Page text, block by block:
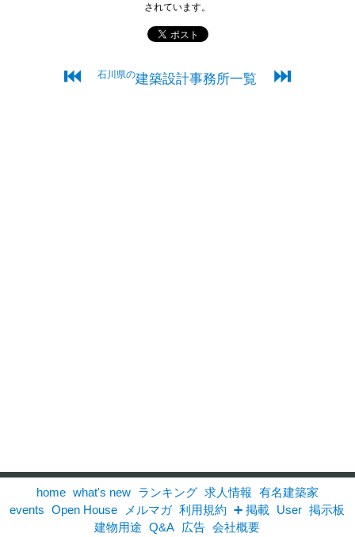
されています。
⏮ 石川県の建築設計事務所一覧 ⏭
home what's new ランキング 求人情報 有名建築家
events
Open House メルマガ 利用規約 ➕ 掲載 User 掲示板
建物用途
Q&A 広告 会社概要